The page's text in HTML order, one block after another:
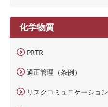
化学物質
PRTR
適正管理（条例）
リスクコミュニケーション